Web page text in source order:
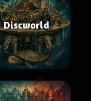
Discworld